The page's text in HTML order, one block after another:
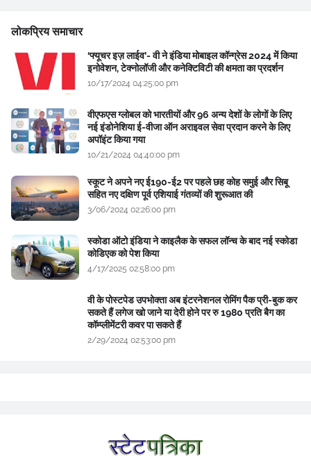
लोकप्रिय समाचार
‘फ्यूचर इज़ लाईव’- वी ने इंडिया मोबाइल कॉन्ग्रेस 2024 में किया
इनोवेशन, टेक्नोलॉजी और कनेक्टिविटी की क्षमता का प्रदर्शन
10/17/2024 04:25:00 pm
वीएफएस ग्लोबल को भारतीयों और 96 अन्य देशों के लोगों के लिए
नई इंडोनेशिया ई-वीजा ऑन अराइवल सेवा प्रदान करने के लिए
अपॉइंट किया गया
10/21/2024 04:40:00 pm
स्कूट ने अपने नए ई190-ई2 पर पहले छह कोह समुई और सिबू
सहित नए दक्षिण पूर्व एशियाई गंतव्यों की शुरूआत की
3/06/2024 02:26:00 pm
स्कोडा ऑटो इंडिया ने काइलैक के सफल लॉन्च के बाद नई स्कोडा
कोडिएक को पेश किया
4/17/2025 02:58:00 pm
वी के पोस्टपेड उपभोक्ता अब इंटरनेशनल रोमिंग पैक प्री-बुक कर
सकते हैं लगेज खो जाने या देरी होने पर रु 1980 प्रति बैग का
कॉम्प्लीमेंटरी कवर पा सकते हैं
2/29/2024 02:53:00 pm